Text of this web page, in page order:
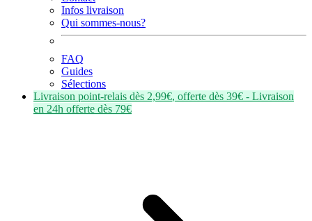
Infos livraison
Qui sommes-nous?
FAQ
Guides
Sélections
Livraison point-relais dès 2,99€, offerte dès 39€ - Livraison
en 24h offerte dès 79€